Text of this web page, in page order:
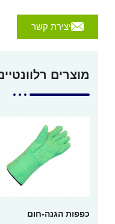
יצירת קשר
מוצרים
כפפות הגנה-חום